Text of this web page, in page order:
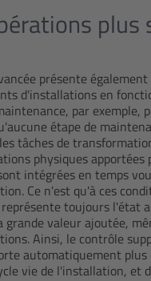
plus
présente
d'installations en
par exemple,
étape de
tâches de
physiques apportées
intégrées en temps
Ce n'est qu'à ces
toujours l'état
grande valeur ajoutée,
Ainsi, le contrôle
automatiquement
vie de l'installation, et